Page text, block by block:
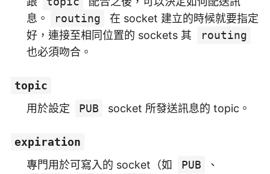
息。
routing
在 socket 建立的時候就要指定
好，連接至相同位置的 sockets 其
routing
也必須吻合。
topic
用於設定
PUB socket 所發送訊息的 topic。
expiration
專門用於可寫入的 socket（如
PUB
、